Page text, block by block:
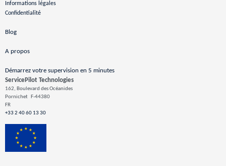
ServicePilot Technologies
162, Boulevard des Océanides
Pornichet
F-44380
FR
+33 2 40 60 13 30
Informations légales
Confidentialité
Blog
A propos
Démarrez votre supervision en 5 minutes